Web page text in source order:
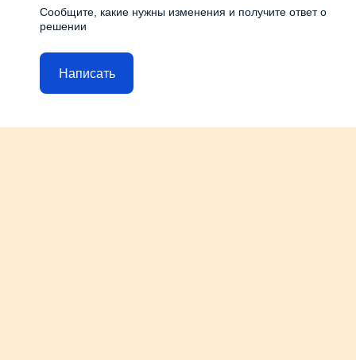
Сообщите, какие нужны изменения и получите ответ о
решении
Написать